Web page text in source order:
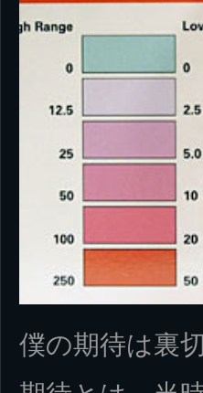
僕の期待は裏